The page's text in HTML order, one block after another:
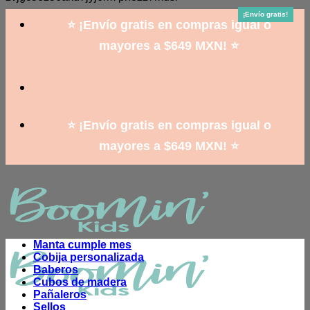
to
content
⭐ ¡Envío gratis en compras igual o
mayores a $649 MXN! ⭐
⭐ ¡Envío gratis en compras igual o
mayores a $649 MXN! ⭐
Manta cumple mes
Cobija personalizada
Baberos
Cubos de madera
Pañaleros
Sellos
¡Envío gratis!
¡Envío gratis!
¡Envío gratis!